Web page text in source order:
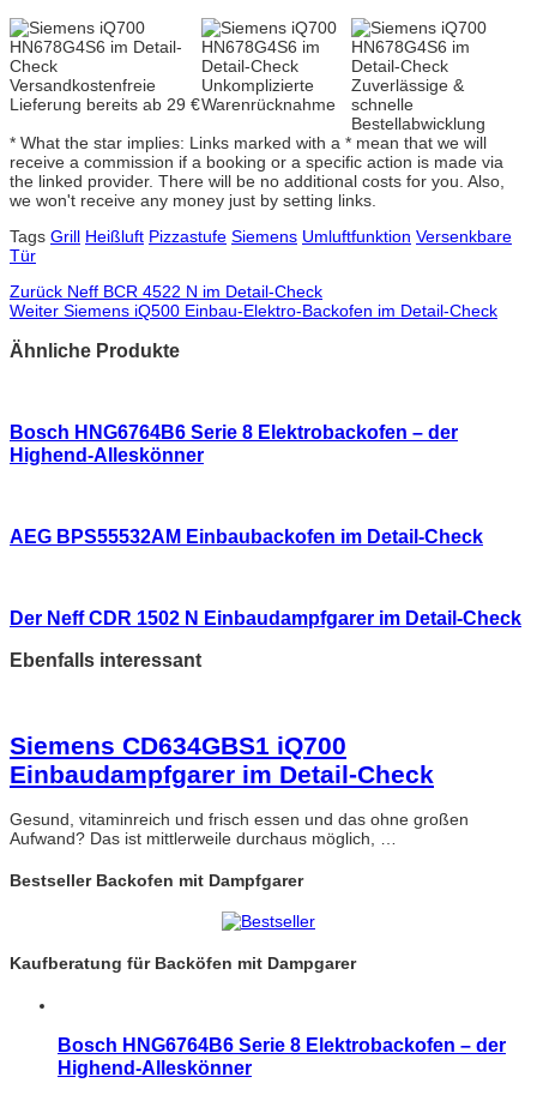
Versandkostenfreie
Lieferung bereits ab 29 €
Unkomplizierte
Warenrücknahme
Zuverlässige &
schnelle
Bestellabwicklung
* What the star implies: Links marked with a * mean that we will
receive a commission if a booking or a specific action is made via
the linked provider. There will be no additional costs for you. Also,
we won't receive any money just by setting links.
Tags Grill Heißluft Pizzastufe Siemens Umluftfunktion Versenkbare
Tür
Zurück Neff BCR 4522 N im Detail-Check
Weiter Siemens iQ500 Einbau-Elektro-Backofen im Detail-Check
Ähnliche Produkte
Bosch HNG6764B6 Serie 8 Elektrobackofen – der
Highend-Alleskönner
AEG BPS55532AM Einbaubackofen im Detail-Check
Der Neff CDR 1502 N Einbaudampfgarer im Detail-Check
Ebenfalls interessant
Siemens CD634GBS1 iQ700
Einbaudampfgarer im Detail-Check
Gesund, vitaminreich und frisch essen und das ohne großen
Aufwand? Das ist mittlerweile durchaus möglich, …
Bestseller Backofen mit Dampfgarer
Kaufberatung für Backöfen mit Dampgarer
Bosch HNG6764B6 Serie 8 Elektrobackofen – der
Highend-Alleskönner